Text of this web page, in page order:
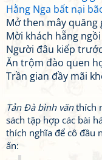
Hằng Nga bất nại
Mở then mây quăng
Mời khách hẵng
Người đâu kiếp trước
Ăn trộm đào quen
Trần gian đầy mãi
Tản Đà bình vănthích
sách tập hợp các bài
thích nghĩa để cô đầu
ấn: